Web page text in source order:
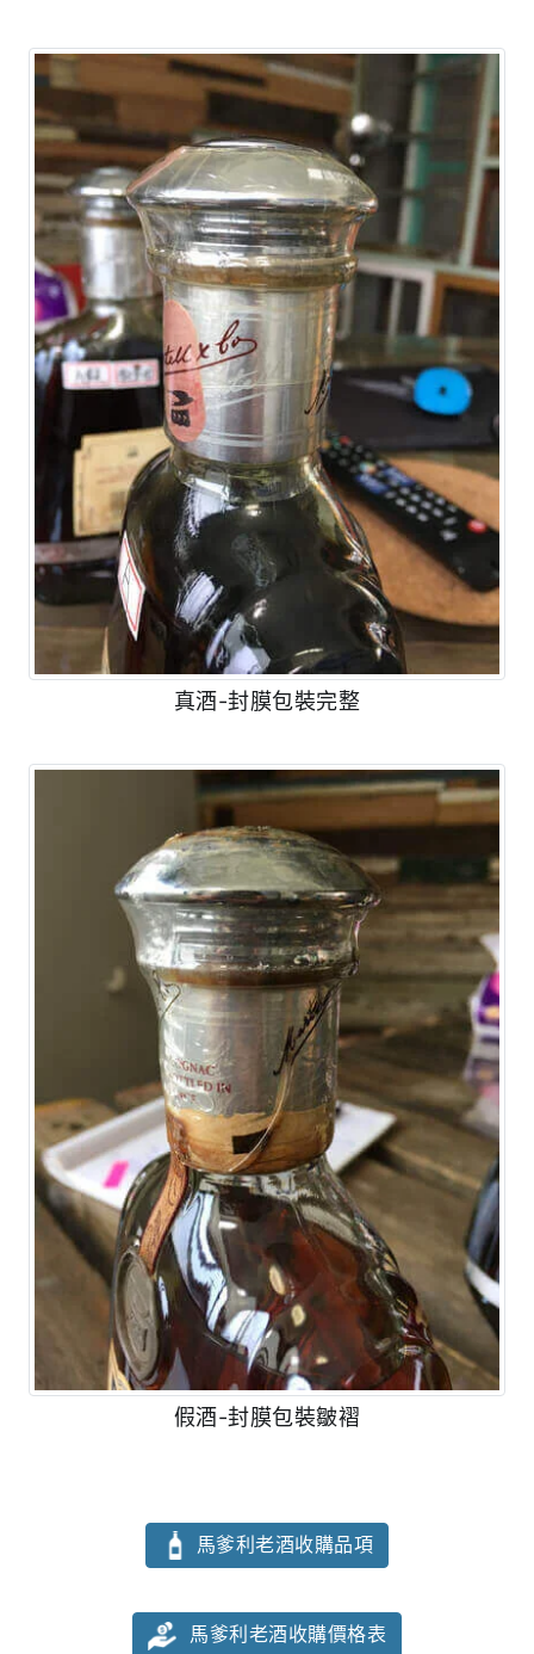
真酒-封膜包裝完整
假酒-封膜包裝皺褶
馬爹利老酒收購品項
馬爹利老酒收購價格表